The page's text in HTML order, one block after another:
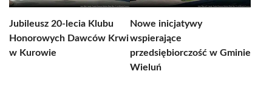
Jubileusz 20-lecia Klubu
Honorowych Dawców Krwi
w Kurowie
Nowe inicjatywy
wspierające
przedsiębiorczość w Gminie
Wieluń